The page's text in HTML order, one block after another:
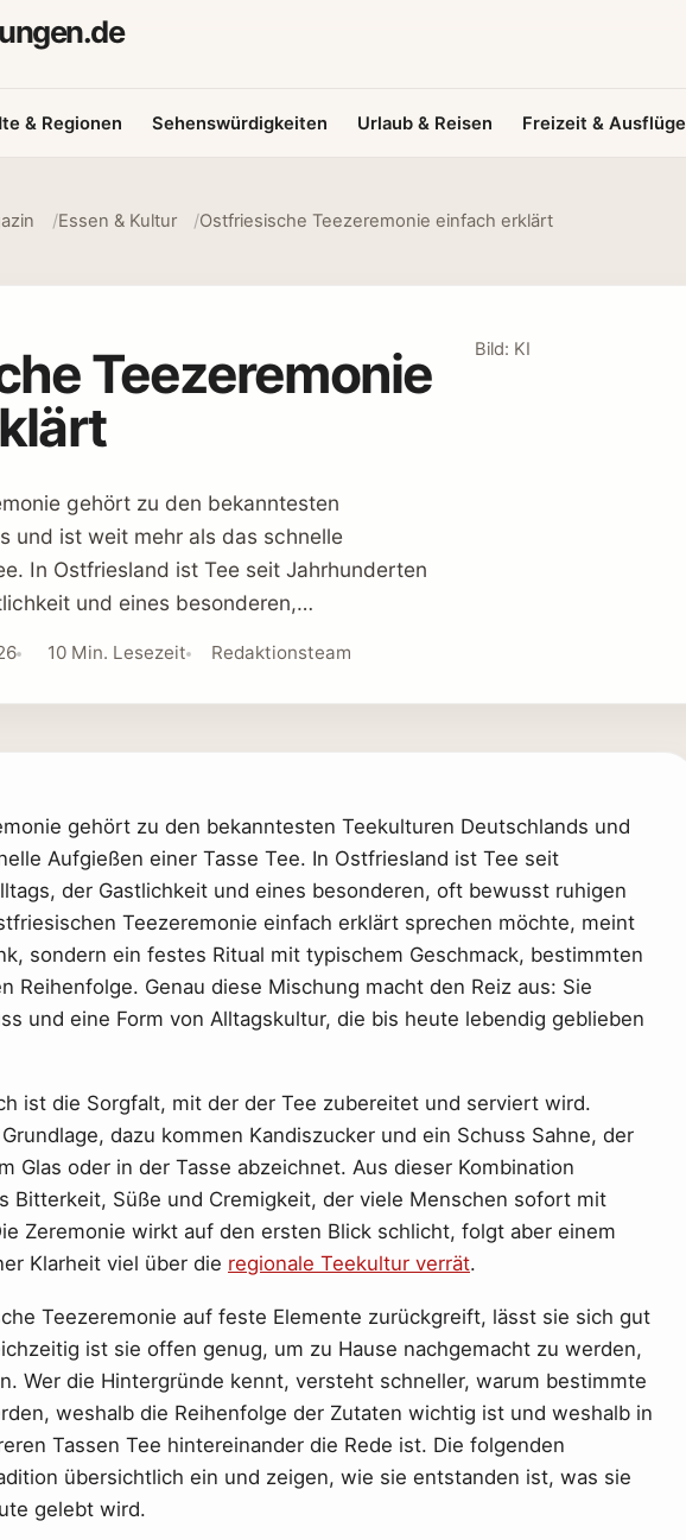
& Regionen Sehenswürdigkeiten Urlaub & Reisen Freizeit & Ausflüge
Essen & Kultur Ostfriesische Teezeremonie einfach erklärt
Teezeremonie
gehört zu den bekanntesten
und ist weit mehr als das schnelle
In Ostfriesland ist Tee seit Jahrhunderten
und eines besonderen,…
10 Min. Lesezeit Redaktionsteam
Bild: KI
gehört zu den bekanntesten Teekulturen Deutschlands und
Aufgießen einer Tasse Tee. In Ostfriesland ist Tee seit
der Gastlichkeit und eines besonderen, oft bewusst ruhigen
Teezeremonie einfach erklärt sprechen möchte, meint
sondern ein festes Ritual mit typischem Geschmack, bestimmten
Reihenfolge. Genau diese Mischung macht den Reiz aus: Sie
und eine Form von Alltagskultur, die bis heute lebendig geblieben
ist die Sorgfalt, mit der der Tee zubereitet und serviert wird.
dazu kommen Kandiszucker und ein Schuss Sahne, der
Glas oder in der Tasse abzeichnet. Aus dieser Kombination
Bitterkeit, Süße und Cremigkeit, der viele Menschen sofort mit
Zeremonie wirkt auf den ersten Blick schlicht, folgt aber einem
Klarheit viel über die regionale Teekultur verrät.
Teezeremonie auf feste Elemente zurückgreift, lässt sie sich gut
ist sie offen genug, um zu Hause nachgemacht zu werden,
Wer die Hintergründe kennt, versteht schneller, warum bestimmte
weshalb die Reihenfolge der Zutaten wichtig ist und weshalb in
Tassen Tee hintereinander die Rede ist. Die folgenden
übersichtlich ein und zeigen, wie sie entstanden ist, was sie
gelebt wird.